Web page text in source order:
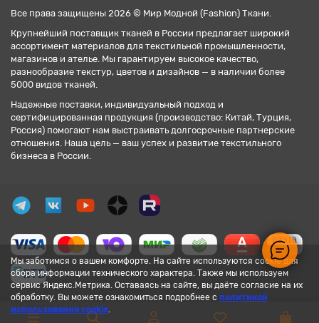
Мы заботимся о вашем комфорте. На сайте используются cookie для
сбора информации технического характера. Также мы используем
сервис Яндекс.Метрика. Оставаясь на сайте, вы даёте согласие на их
обработку. Вы можете ознакомиться подробнее с политикой
использования cookie.
Все права защищены 2026 © Мир Модной (Fashion) Ткани.
Крупнейший поставщик тканей в России предлагает широкий
ассортимент материалов для текстильной промышленности,
магазинов и ателье. Мы гарантируем высокое качество,
разнообразие текстур, цветов и дизайнов — в наличии более
5000 видов тканей.
Надежные поставки, индивидуальный подход и
сертифицированная продукция (производство: Китай, Турция,
Россия) помогают нам выстраивать долгосрочные партнерские
отношения. Наша цель — ваш успех и развитие текстильного
бизнеса в России.